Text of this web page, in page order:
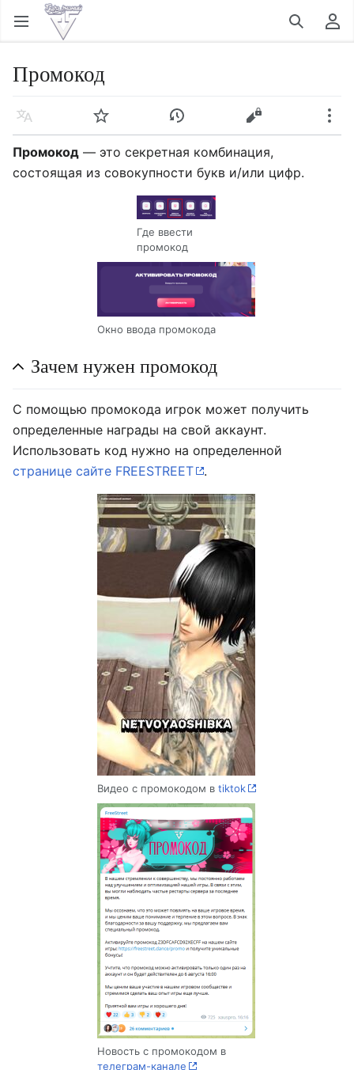
Открыть главное меню Найти Пользовательское меню
Промокод
Язык Следить История Править
Ещё
Промокод — это секретная комбинация,
состоящая из совокупности букв и/или цифр.
Где ввести
промокод
Окно ввода промокода
Зачем нужен промокод
С помощью промокода игрок может получить
определенные награды на свой аккаунт.
Использовать код нужно на определенной
странице сайте FREESTREET
.
Видео с промокодом в tiktok
Новость с промокодом в
телеграм-канале